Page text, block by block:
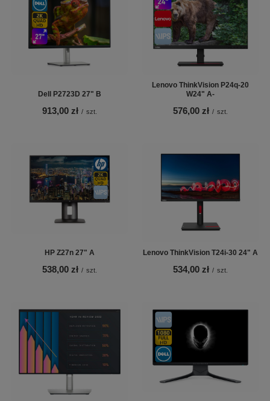
Dell P2723D 27" B
913,00 zł / szt.
Lenovo ThinkVision P24q-20
W24" A-
576,00 zł / szt.
HP Z27n 27" A
538,00 zł / szt.
Lenovo ThinkVision T24i-30 24" A
534,00 zł / szt.